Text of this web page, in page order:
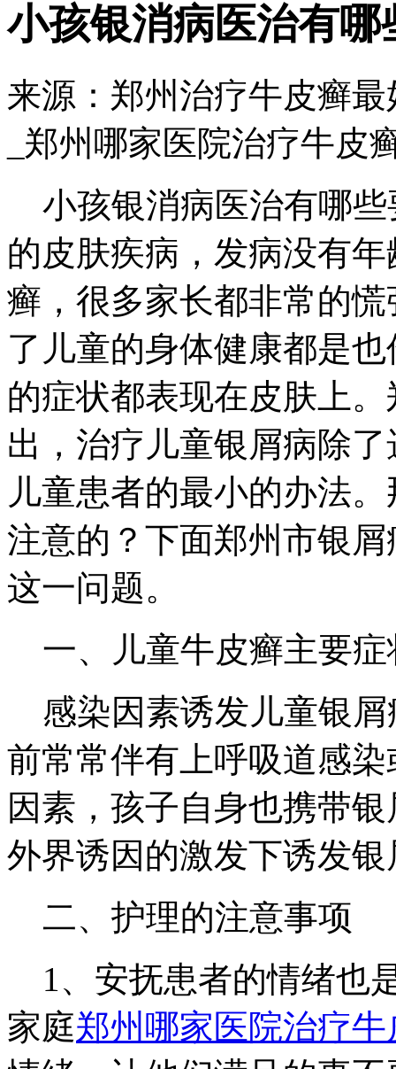
小孩银消病医治有哪
来源：郑州治疗牛皮癣
_郑州哪家医院治疗牛皮
小孩银消病医治有哪些
的皮肤疾病，发病没有
癣，很多家长都非常的
了儿童的身体健康都是
的症状都表现在皮肤上
出，治疗儿童银屑病除
儿童患者的最小的办法
注意的？下面郑州市银
这一问题。
一、儿童牛皮癣主要症
感染因素诱发儿童银屑
前常常伴有上呼吸道感
因素，孩子自身也携带
外界诱因的激发下诱发银
二、护理的注意事项
1、安抚患者的情绪也
家庭郑州哪家医院治疗